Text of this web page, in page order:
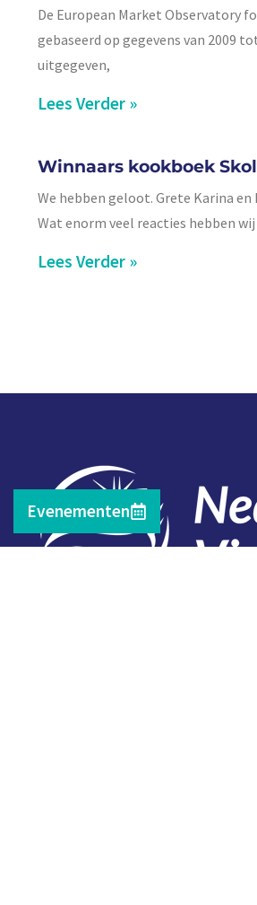
De European Market Observatory
gebaseerd op gegevens van 2009
uitgegeven,
Lees Verder »
Winnaars kookboek
We hebben geloot. Grete Karina
Wat enorm veel reacties hebben
Lees Verder »
Evenementen